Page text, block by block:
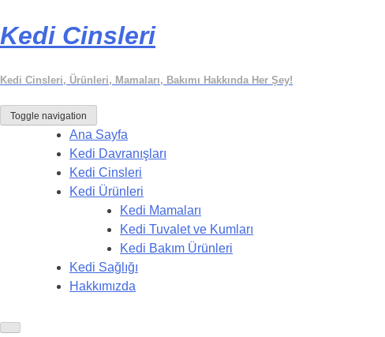
Kedi Cinsleri
Kedi Cinsleri, Ürünleri, Mamaları, Bakımı Hakkında Her Şey!
Toggle navigation
Ana Sayfa
Kedi Davranışları
Kedi Cinsleri
Kedi Ürünleri
Kedi Mamaları
Kedi Tuvalet ve Kumları
Kedi Bakım Ürünleri
Kedi Sağlığı
Hakkımızda